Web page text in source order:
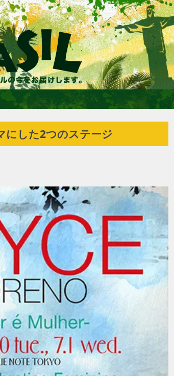
にした2つのステージ